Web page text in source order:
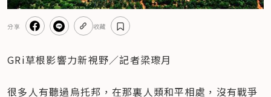
分享 收藏
GRi草根影響力新視野／記者梁瓈月
很多人有聽過烏托邦，在那裏人類和平相處，沒有戰爭